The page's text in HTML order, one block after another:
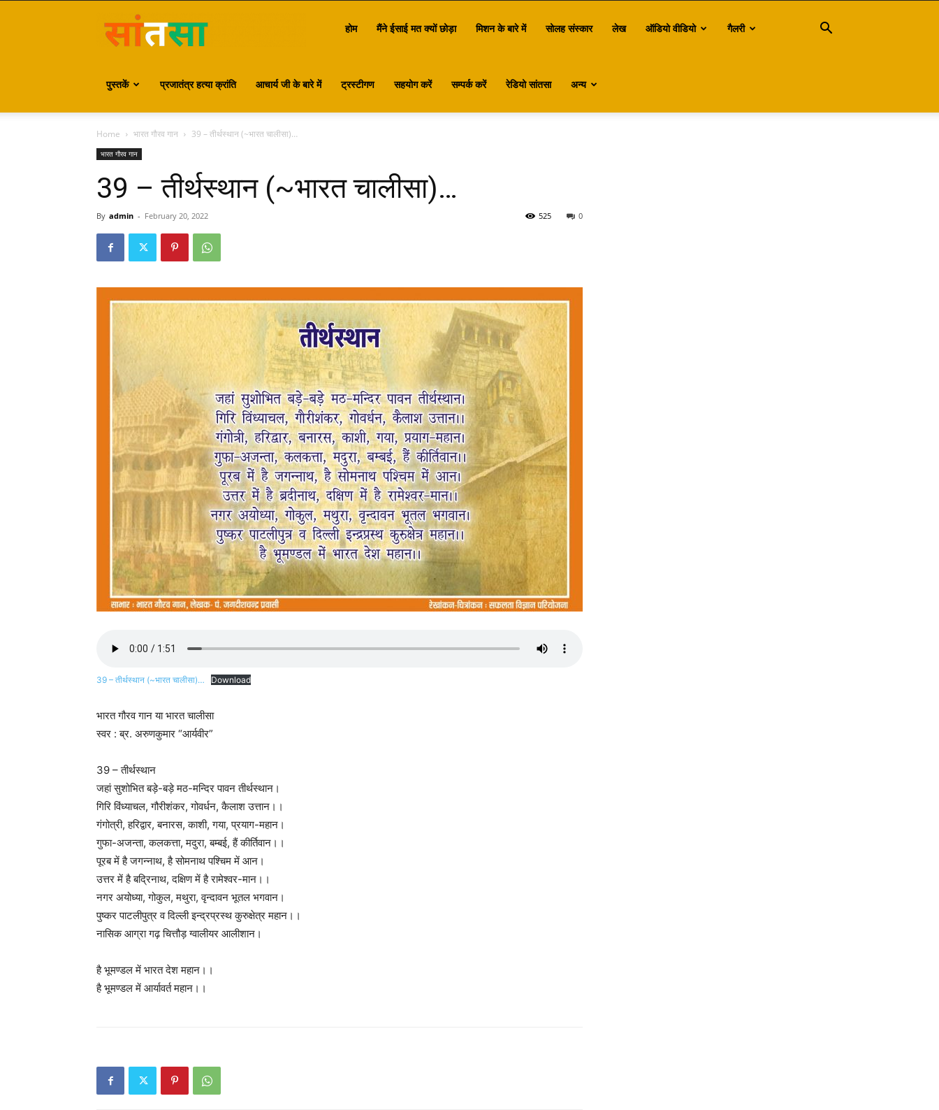
होम मैंने ईसाई मत क्यों छोड़ा मिशन के बारे में सोलह संस्कार लेख ऑडियो वीडियो गैलरी
पुस्तकें प्रजातंत्र हत्या क्रांति आचार्य जी के बारे में ट्रस्टीगण सहयोग करें सम्पर्क करें रेडियो सांतसा अन्य
Home भारत गौरव गान 39 – तीर्थस्थान (~भारत चालीसा)…
भारत गौरव गान
39 – तीर्थस्थान (~भारत चालीसा)…
By admin - February 20, 2022 0
525
39 – तीर्थस्थान (~भारत चालीसा)… Download
भारत गौरव गान या भारत चालीसा
स्वर : ब्र. अरुणकुमार “आर्यवीर”
39 – तीर्थस्थान
जहां सुशोभित बड़े-बड़े मठ-मन्दिर पावन तीर्थस्थान।
गिरि विंध्याचल, गौरीशंकर, गोवर्धन, कैलाश उत्तान।।
गंगोत्री, हरिद्वार, बनारस, काशी, गया, प्रयाग-महान।
गुफा-अजन्ता, कलकत्ता, मदुरा, बम्बई, हैं कीर्तिवान।।
पूरब में है जगन्नाथ, है सोमनाथ पश्चिम में आन।
उत्तर में है बद्रिनाथ, दक्षिण में है रामेश्वर-मान।।
नगर अयोध्या, गोकुल, मथुरा, वृन्दावन भूतल भगवान।
पुष्कर पाटलीपुत्र व दिल्ली इन्द्रप्रस्थ कुरुक्षेत्र महान।।
नासिक आग्रा गढ़ चित्तौड़ ग्वालीयर आलीशान।
है भूमण्डल में भारत देश महान।।
है भूमण्डल में आर्यावर्त महान।।